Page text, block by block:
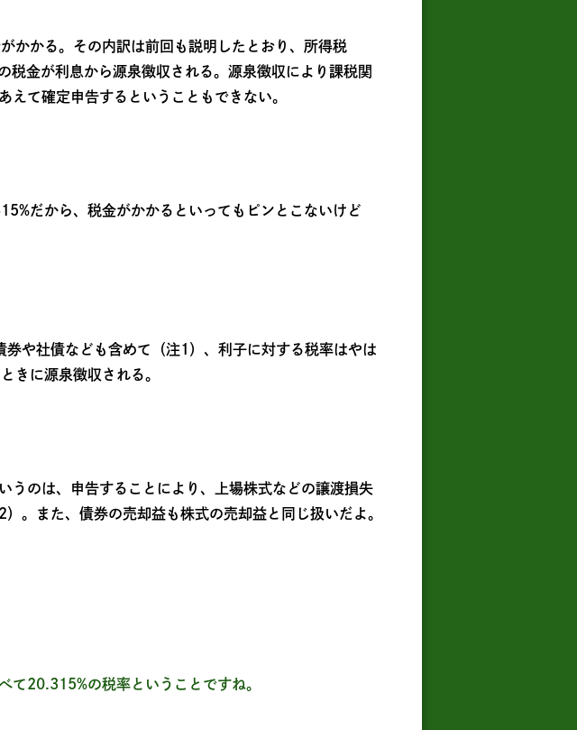
かかる。その内訳は前回も説明したとおり、所得税
金が利息から源泉徴収される。源泉徴収により課税関
て確定申告するということもできない。
だから、税金がかかるといってもピンとこないけど
や社債なども含めて（注1）、利子に対する税率はやは
きに源泉徴収される。
うのは、申告することにより、上場株式などの譲渡損失
。また、債券の売却益も株式の売却益と同じ扱いだよ。
て20.315%の税率ということですね。